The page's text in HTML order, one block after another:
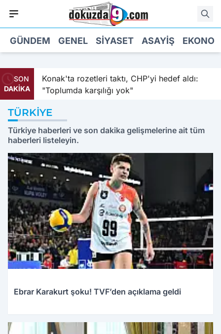
GÜNDEM GENEL SIYASET ASAYIŞ
SON
DAKİKA
rozetleri taktı, CHP'yi hedef aldı:
karşılığı yok"
"Yapay
TÜRKIYE
Türkiye haberleri ve son dakika gelişmelerine ait tüm
haberleri listeleyin.
Ebrar Karakurt şoku! TVF’den açıklama geldi